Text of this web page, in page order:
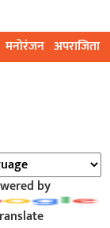
मनोरंजन अपराजिता
by